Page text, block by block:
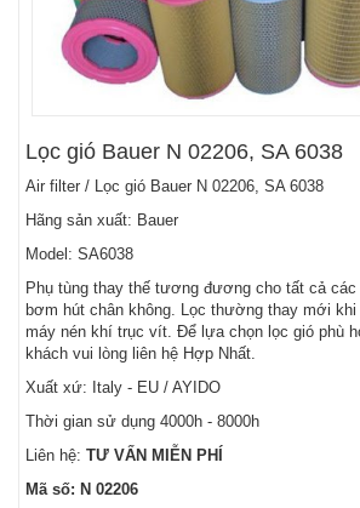
Lọc gió Bauer N 02206, SA 6038
Air filter / Lọc gió Bauer N 02206, SA 6038
Hãng sản xuất: Bauer
Model: SA6038
Phụ tùng thay thế tương đương cho tất cả
bơm hút chân không. Lọc thường thay mới
máy nén khí trục vít. Để lựa chọn lọc gió phù
khách vui lòng liên hệ Hợp Nhất.
Xuất xứ: Italy - EU / AYIDO
Thời gian sử dụng 4000h - 8000h
Liên hệ: TƯ VẤN MIỄN PHÍ
Mã số: N 02206